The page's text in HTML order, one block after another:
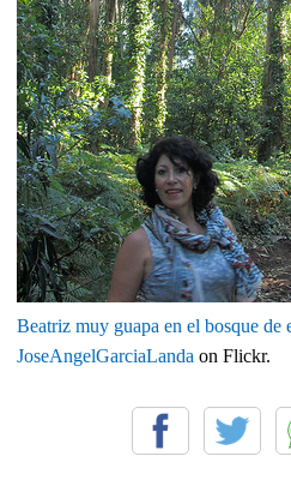
Beatriz muy guapa en el bosque de
JoseAngelGarciaLanda on Flickr.